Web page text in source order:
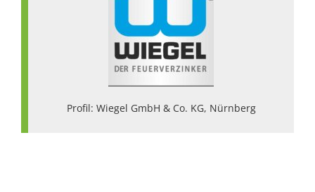
Profil: Wiegel GmbH & Co. KG, Nürnberg